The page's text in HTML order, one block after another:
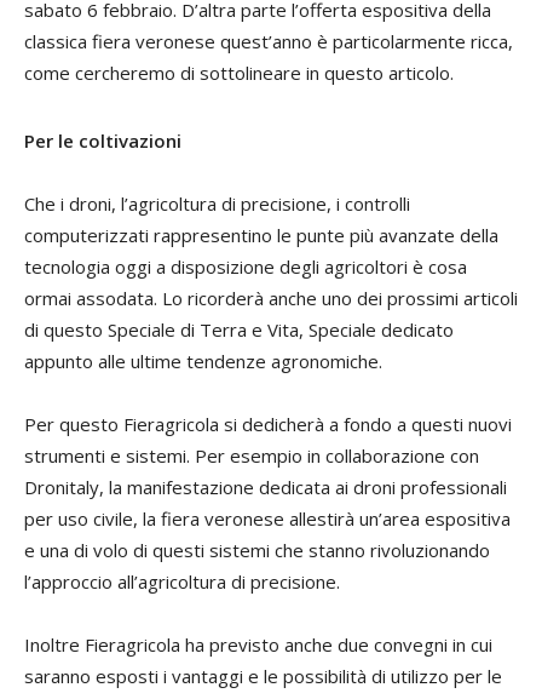
sabato 6 febbraio. D’altra parte l’offerta espositiva della
classica fiera veronese quest’anno è particolarmente ricca,
come cercheremo di sottolineare in questo articolo.
Per le coltivazioni
Che i droni, l’agricoltura di precisione, i controlli
computerizzati rappresentino le punte più avanzate della
tecnologia oggi a disposizione degli agricoltori è cosa
ormai assodata. Lo ricorderà anche uno dei prossimi articoli
di questo Speciale di Terra e Vita, Speciale dedicato
appunto alle ultime tendenze agronomiche.
Per questo Fieragricola si dedicherà a fondo a questi nuovi
strumenti e sistemi. Per esempio in collaborazione con
Dronitaly, la manifestazione dedicata ai droni professionali
per uso civile, la fiera veronese allestirà un’area espositiva
e una di volo di questi sistemi che stanno rivoluzionando
l’approccio all’agricoltura di precisione.
Inoltre Fieragricola ha previsto anche due convegni in cui
saranno esposti i vantaggi e le possibilità di utilizzo per le